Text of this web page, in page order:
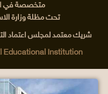
متخصصة في
تحت مظلة وزارة
شريك معتمد لمجلس اعتماد
Educational Institution